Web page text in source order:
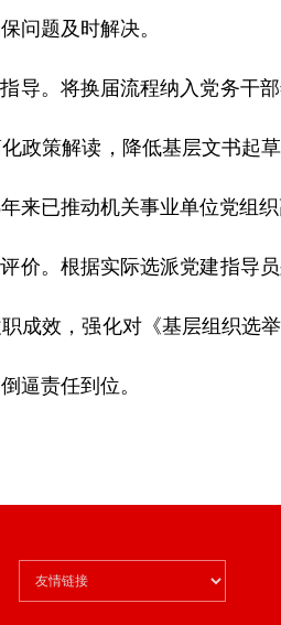
问题及时解决。
。将换届流程纳入党务干部
政策解读，降低基层文书起
来已推动机关事业单位党组织
。根据实际选派党建指导员
成效，强化对《基层组织选
逼责任到位。